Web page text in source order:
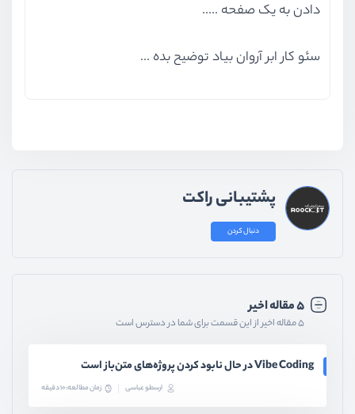
دادن به یک صفحه .....
سئو کار ابر آروان بیاد توضیح بده ...
پشتیبانی راکت
دنبال کردن
۵ مقاله اخیر
۵ مقاله اخیر از این قسمت برای شما در دسترس است
Vibe Coding در حال نابود کردن پروژه‌های متن‌باز است
ارسطو عباسی زمان مطالعه: 10 دقیقه